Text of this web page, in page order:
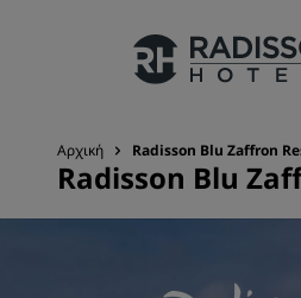
Οι επωνυμίες μας
Αρχική Radisson Blu Zaffron
Radisson Blu